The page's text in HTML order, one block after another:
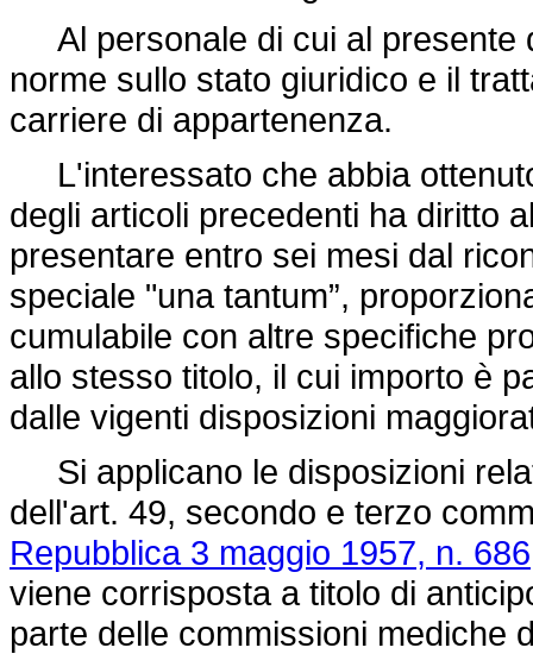
Al personale di cui al presente
norme sullo stato giuridico e il
carriere di appartenenza.
L'interessato che abbia
degli articoli precedenti ha diritto
presentare entro sei mesi dal
speciale "una tantum”,
cumulabile con altre specifiche
allo stesso titolo, il cui importo è
dalle vigenti disposizioni
Si applicano le disposizioni
dell'art. 49, secondo e terzo
Repubblica 3 maggio 1957, n. 686
viene corrisposta a titolo di
parte delle commissioni mediche